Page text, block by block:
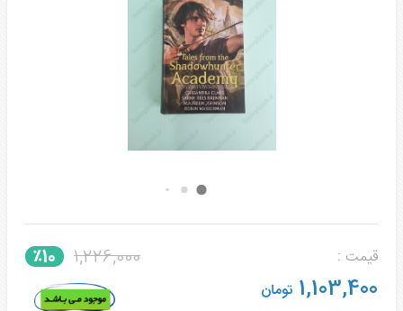
قیمت : 1,226,000 ٪10
1,103,400 تومان